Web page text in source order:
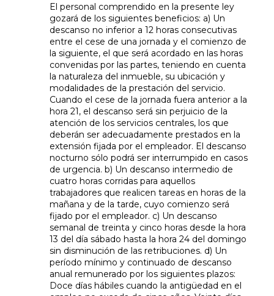
El personal comprendido en la presente ley
gozará de los siguientes beneficios: a) Un
descanso no inferior a 12 horas consecutivas
entre el cese de una jornada y el comienzo de
la siguiente, el que será acordado en las horas
convenidas por las partes, teniendo en cuenta
la naturaleza del inmueble, su ubicación y
modalidades de la prestación del servicio.
Cuando el cese de la jornada fuera anterior a la
hora 21, el descanso será sin perjuicio de la
atención de los servicios centrales, los que
deberán ser adecuadamente prestados en la
extensión fijada por el empleador. El descanso
nocturno sólo podrá ser interrumpido en casos
de urgencia. b) Un descanso intermedio de
cuatro horas corridas para aquellos
trabajadores que realicen tareas en horas de la
mañana y de la tarde, cuyo comienzo será
fijado por el empleador. c) Un descanso
semanal de treinta y cinco horas desde la hora
13 del día sábado hasta la hora 24 del domingo
sin disminución de las retribuciones. d) Un
período mínimo y continuado de descanso
anual remunerado por los siguientes plazos:
Doce días hábiles cuando la antigüedad en el